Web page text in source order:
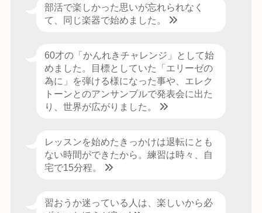
部活で楽しかった思いが忘れられなく
て、同じ楽器で始めました。
60才の「かんれきチャレンジ」として始
めました。目標としていた「エリーゼの
為に」を弾ける様になった事や、エレク
トーンとのアンサンブルで発表会に出た
り、世界が広がりました。
レッスンを始めたきっかけは退転にとも
ない時間ができたから。練習は時々、自
宅で15分程。
習おうか迷っている人は、楽しいから必